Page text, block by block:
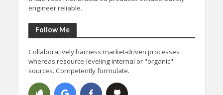
engineer reliable.
Follow Me
Collaboratively harness market-driven processes
whereas resource-leveling internal or "organic"
sources. Competently formulate.